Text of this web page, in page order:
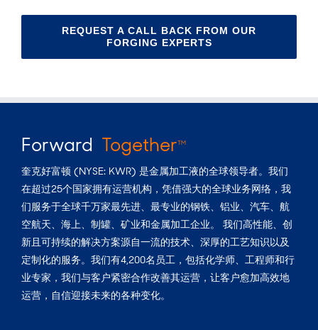
REQUEST A CALL BACK FROM OUR
FORGING EXPERTS
Forward TogetherTM
奎克好富顿 (NYSE: KWR) 是金属加工液的全球领导者。我们
在超过25个国家拥有运营机构，凭借强大的全球业务网络，我
们服务于全球千万家最先进、最专业的钢铁、铝业、汽车、航
空航天、海上、制罐、矿业和金属加工企业。 我们高性能、创
新且可持续的解决方案源自一流的技术、深厚的工艺知识以及
定制化的服务。我们有4,200名员工，包括化学师、工程师和行
业专家，我们与客户紧密合作改善其运营，让客户愈加高效地
运营，自信迎接未来的各种变化。